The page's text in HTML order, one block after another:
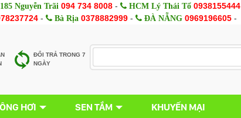
Nguyễn Trãi 094 734 8008 - HCM Lý Thái Tổ 0938155444
- Bà Rịa 0378882999- ĐÀ NẴNG 0969196605-
ĐỔI TRẢ TRONG 7
NGÀY
HƠI SEN TẮM KHUYẾN MẠI